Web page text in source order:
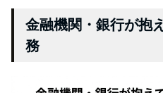
金融機関・銀行が抱
務